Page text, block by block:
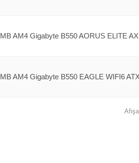
MB AM4 Gigabyte B550 AORUS ELITE
MB AM4 Gigabyte B550 EAGLE WIFI6 ATX